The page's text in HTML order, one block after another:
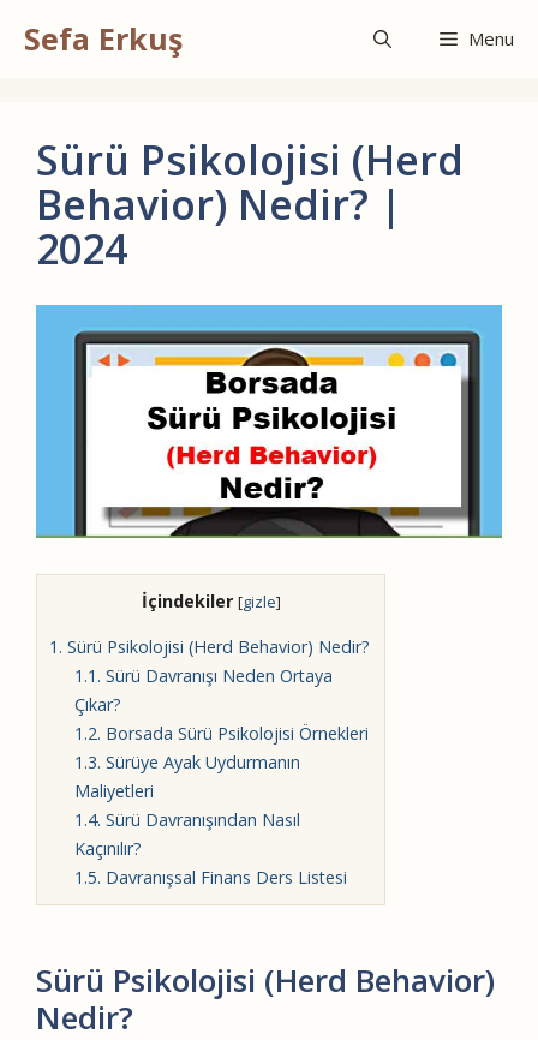
atlaSefa Erkuş Menu
Sürü Psikolojisi (Herd
Behavior) Nedir? |
2024
İçindekiler [gizle]
1. Sürü Psikolojisi (Herd Behavior) Nedir?
1.1. Sürü Davranışı Neden Ortaya
Çıkar?
1.2. Borsada Sürü Psikolojisi Örnekleri
1.3. Sürüye Ayak Uydurmanın
Maliyetleri
1.4. Sürü Davranışından Nasıl
Kaçınılır?
1.5. Davranışsal Finans Ders Listesi
Sürü Psikolojisi (Herd Behavior)
Nedir?